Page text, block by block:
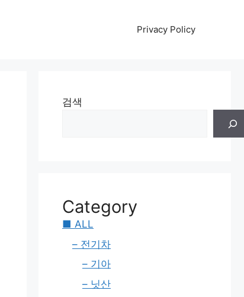
Privacy Policy
검색
Category
■ ALL
– 전기차
– 기아
– 닛산